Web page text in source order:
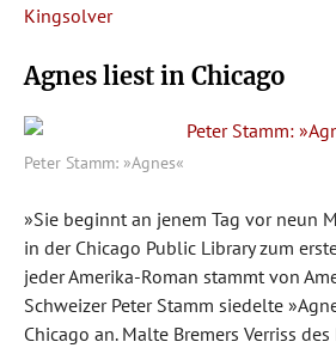
Kingsolver
Agnes liest in Chicago
Peter Stamm: »Agnes«
»Sie beginnt an jenem Tag vor neun
in der Chicago Public Library zum
jeder Amerika-Roman stammt von
Schweizer Peter Stamm siedelte
Chicago an. Malte Bremers Verriss